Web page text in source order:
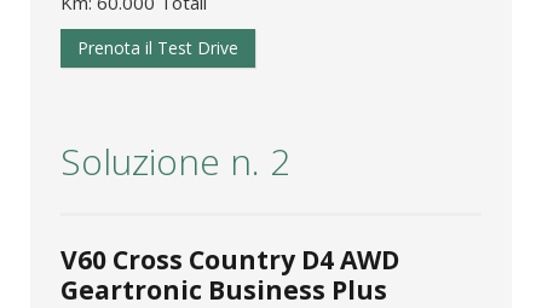
Prenota il Test Drive
Soluzione n. 2
V60 Cross Country D4 AWD
Geartronic Business Plus